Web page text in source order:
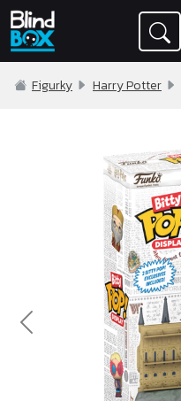
Figurky Harry Potter
Previous